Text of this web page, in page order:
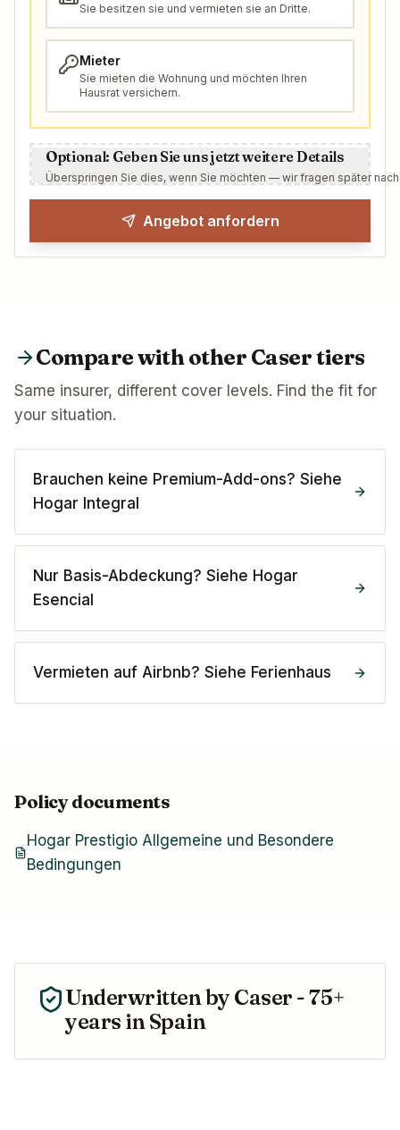
Sie besitzen sie und vermieten sie an Dritte.
Mieter
Sie mieten die Wohnung und möchten Ihren
Hausrat versichern.
Optional: Geben Sie uns jetzt weitere Details
Überspringen Sie dies, wenn Sie möchten — wir fragen später
Angebot anfordern
Compare with other Caser tiers
Same insurer, different cover levels. Find the fit for
your situation.
Brauchen keine Premium-Add-ons? Siehe
Hogar Integral
Nur Basis-Abdeckung? Siehe Hogar
Esencial
Vermieten auf Airbnb? Siehe Ferienhaus
Policy documents
Hogar Prestigio Allgemeine und Besondere
Bedingungen
Underwritten by Caser - 75+
years in Spain